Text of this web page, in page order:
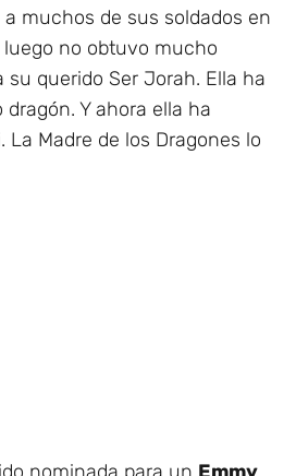
a muchos de sus soldados en
no obtuvo mucho
su querido Ser Jorah. Ella ha
Y ahora ella ha
La Madre de los Dragones lo